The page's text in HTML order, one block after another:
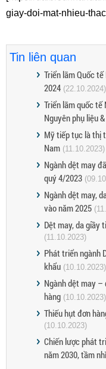
giay-doi-mat-nhieu-
Tin liên quan
Triển lãm Quốc
2024 (22.10.2024)
Triển lãm quốc tế
Nguyên phụ liệu
Mỹ tiếp tục là thị
Nam (11.10.2023)
Ngành dệt may
quý 4/2023
Ngành dệt may,
vào năm 2025
Dệt may, da giầy
(11.10.2023)
Phát triển ngành
khẩu (10.10.2023)
Ngành dệt may
hàng (10.10.2023)
Thiếu hụt đơn
(10.10.2023)
Chiến lược phát
năm 2030, tầm